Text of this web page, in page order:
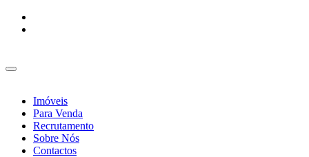
Imóveis
Para Venda
Recrutamento
Sobre Nós
Contactos